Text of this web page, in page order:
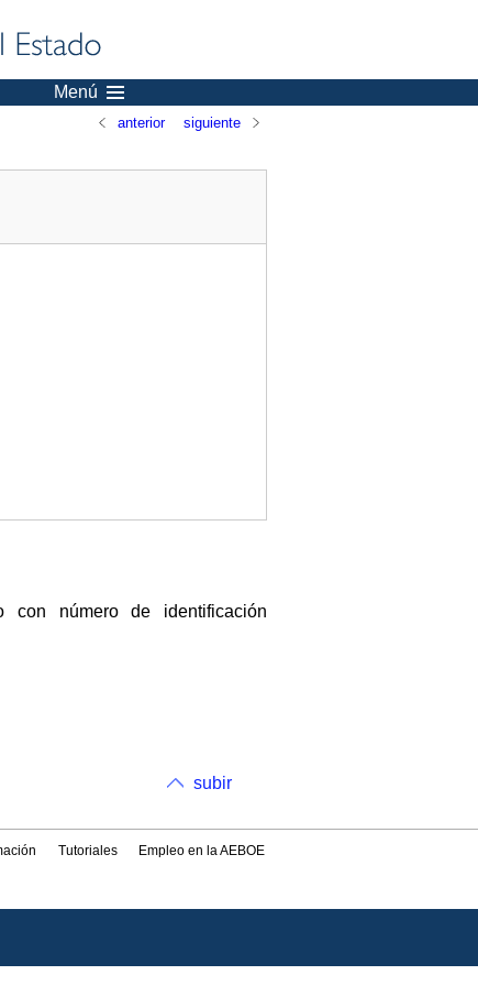
Menú
anterior siguiente
número de identificación
subir
Tutoriales Empleo en la AEBOE